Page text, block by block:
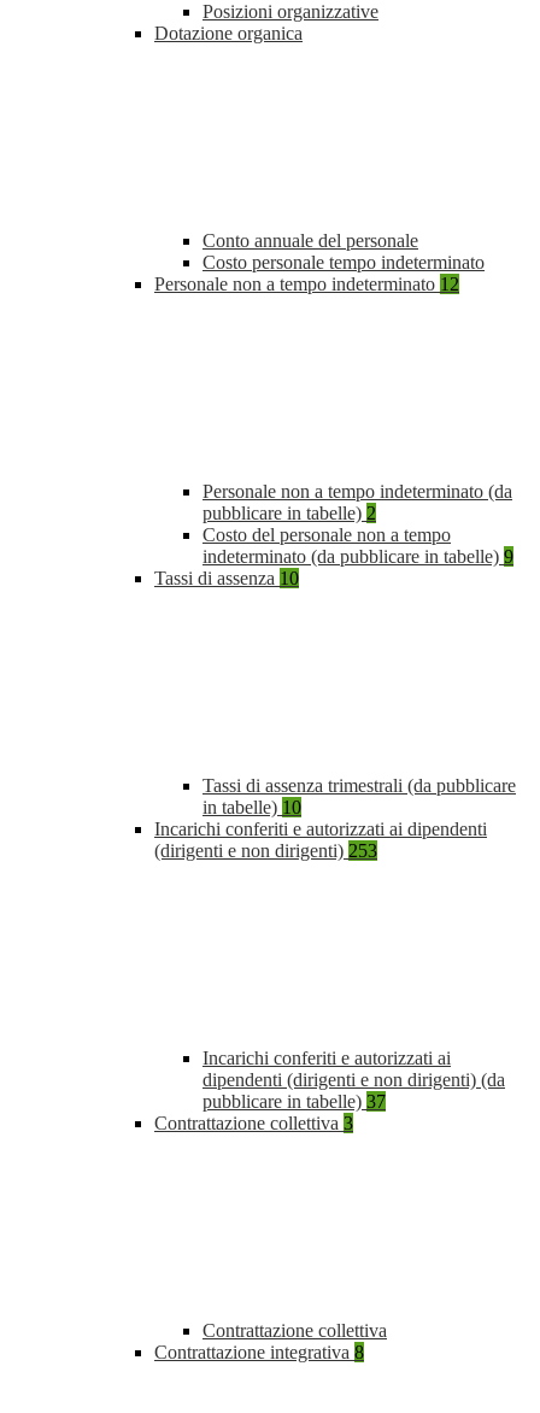
Posizioni organizzative
Dotazione organica
Conto annuale del personale
Costo personale tempo indeterminato
Personale non a tempo indeterminato 12
Personale non a tempo indeterminato (da
pubblicare in tabelle) 2
Costo del personale non a tempo
indeterminato (da pubblicare in tabelle) 9
Tassi di assenza 10
Tassi di assenza trimestrali (da pubblicare
in tabelle) 10
Incarichi conferiti e autorizzati ai dipendenti
(dirigenti e non dirigenti) 253
Incarichi conferiti e autorizzati ai
dipendenti (dirigenti e non dirigenti) (da
pubblicare in tabelle) 37
Contrattazione collettiva 3
Contrattazione collettiva
Contrattazione integrativa 8